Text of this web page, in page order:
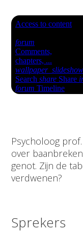
Psycholoog
over
genot. Zijn de
verdwenen?
Sprekers